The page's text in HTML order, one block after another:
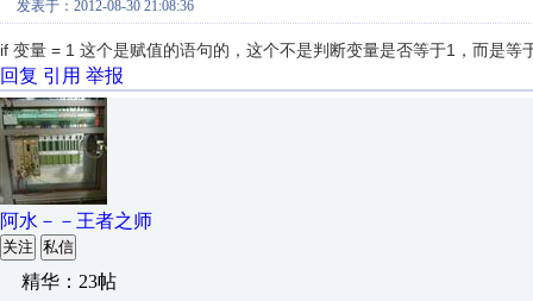
发表于：2012-08-30 21:08:36
if 变量 = 1 这个是赋值的语句的，这个不是判断变量是否等于1，而是等
回复 引用 举报
阿水－－王者之师
关注 私信
精华：23帖